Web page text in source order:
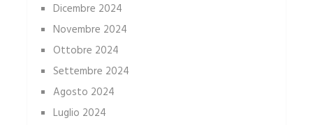
Dicembre 2024
Novembre 2024
Ottobre 2024
Settembre 2024
Agosto 2024
Luglio 2024